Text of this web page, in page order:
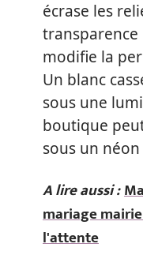
écrase les
transparence
modifie la
Un blanc
sous une
boutique
sous un
A lire aussi :
mariage
l'attente